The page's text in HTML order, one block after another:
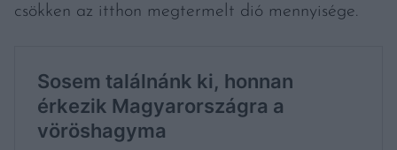
csökken az itthon megtermelt dió mennyisége.